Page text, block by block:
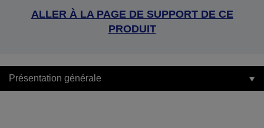
ALLER À LA PAGE DE SUPPORT DE CE
PRODUIT
Présentation générale